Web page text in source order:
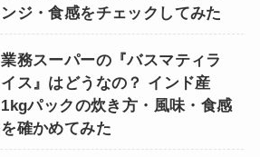
ンジ・食感をチェックしてみた
業務スーパーの『バスマティラ
イス』はどうなの？ インド産
1kgパックの炊き方・風味・食感
を確かめてみた